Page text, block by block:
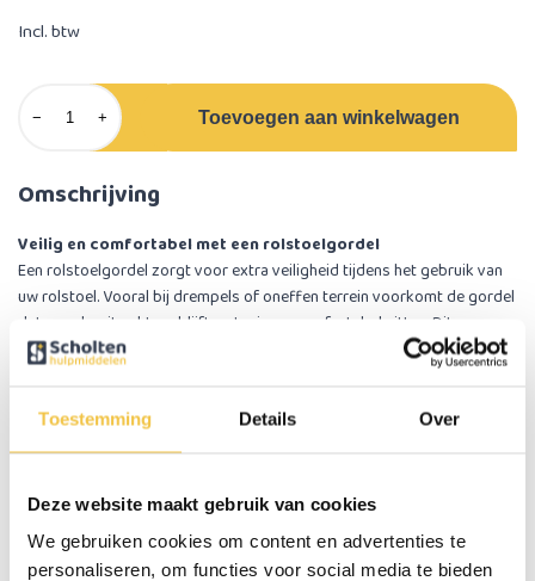
Toestemming Details Over
Deze website maakt gebruik van cookies
We gebruiken cookies om content en advertenties te
personaliseren, om functies voor social media te bieden
Incl. btw
− + Toevoegen aan winkelwagen
Omschrijving
Veilig en comfortabel met een rolstoelgordel
Een rolstoelgordel zorgt voor extra veiligheid tijdens het gebruik van
uw rolstoel. Vooral bij drempels of oneffen terrein voorkomt de gordel
dat u onderuit zakt, en blijft u stevig en comfortabel zitten. Dit
vergroot het gevoel van zekerheid tijdens het rijden – zowel binnen als
Eenvoudig te bevestigen
De rolstoelgordel is snel en eenvoudig te monteren. Aan beide zijden
de meeste rolstoelen kan de gordel bevestigd worden door de
achterste schroef van de rugbekleding los te draaien, de gordel
ertussen te plaatsen en vervolgens de schroef weer vast te draaien.